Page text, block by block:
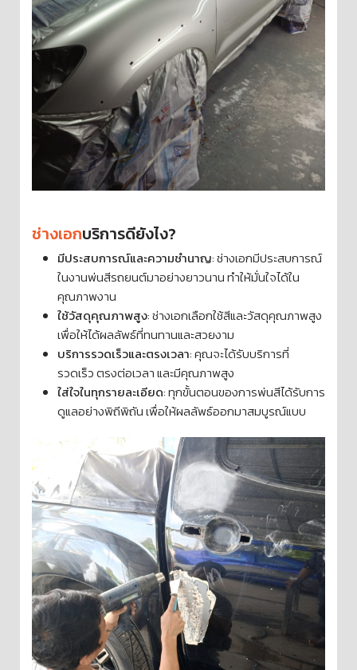
ช่างเอกบริการดียังไง?
มีประสบการณ์และความชำนาญ: ช่างเอกมีประสบการณ์
ในงานพ่นสีรถยนต์มาอย่างยาวนาน ทำให้มั่นใจได้ใน
คุณภาพงาน
ใช้วัสดุคุณภาพสูง: ช่างเอกเลือกใช้สีและวัสดุคุณภาพสูง
เพื่อให้ได้ผลลัพธ์ที่ทนทานและสวยงาม
บริการรวดเร็วและตรงเวลา: คุณจะได้รับบริการที่
รวดเร็ว ตรงต่อเวลา และมีคุณภาพสูง
ใส่ใจในทุกรายละเอียด: ทุกขั้นตอนของการพ่นสีได้รับการ
ดูแลอย่างพิถีพิถัน เพื่อให้ผลลัพธ์ออกมาสมบูรณ์แบบ